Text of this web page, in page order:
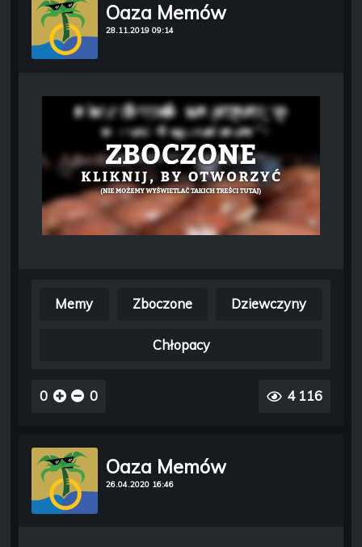
Oaza Memów
28.11.2019 09:14
Memy Zboczone Dziewczyny
Chłopacy
0 0 4 116
Oaza Memów
26.04.2020 16:46